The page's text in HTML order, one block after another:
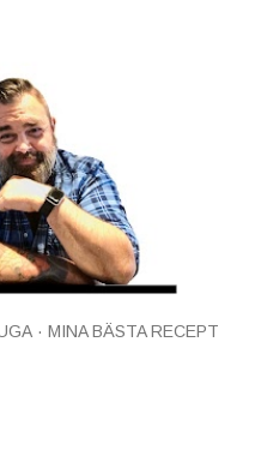
MINA BÄSTA RECEPT